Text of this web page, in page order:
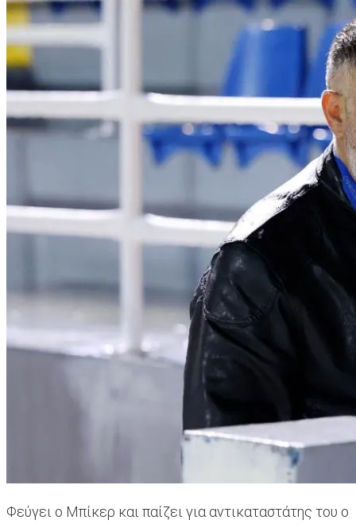
Φεύγει ο Μπίκερ και παίζει για αντικαταστάτης του ο